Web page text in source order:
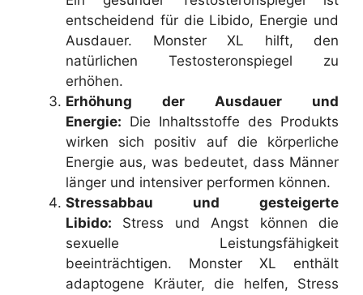
entscheidend für die Libido, Energie und
Ausdauer. Monster XL hilft, den
natürlichen Testosteronspiegel zu
erhöhen.
Erhöhung der Ausdauer und
Energie: Die Inhaltsstoffe des Produkts
wirken sich positiv auf die körperliche
Energie aus, was bedeutet, dass Männer
länger und intensiver performen können.
Stressabbau und gesteigerte
Libido: Stress und Angst können die
sexuelle Leistungsfähigkeit
beeinträchtigen. Monster XL enthält
adaptogene Kräuter, die helfen, Stress